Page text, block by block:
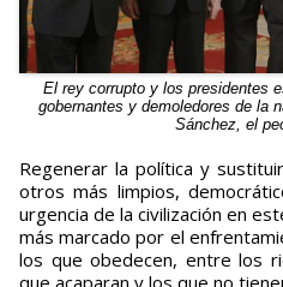
El rey corrupto y los presidentes
gobernantes y demoledores de la
Sánchez, el
Regenerar la política y sustituir a los actuales políticos por
otros más limpios,
urgencia de la civilización en
más marcado por el
los que obedecen, entre los